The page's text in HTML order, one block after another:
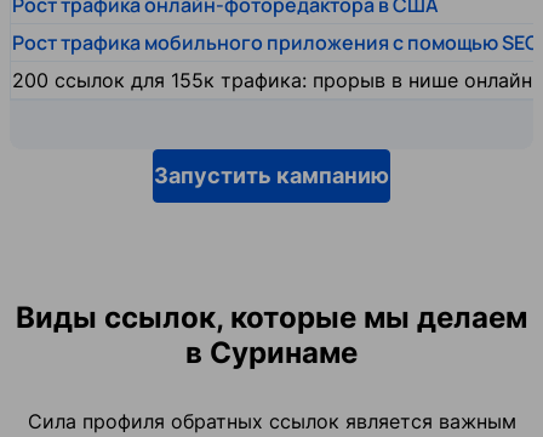
Рост трафика мобильного приложения с помощью SEO
200 ссылок для 155к трафика: прорыв в нише
Запустить кампанию
Виды ссылок, которые мы делаем
в Суринаме
Сила профиля обратных ссылок является важным